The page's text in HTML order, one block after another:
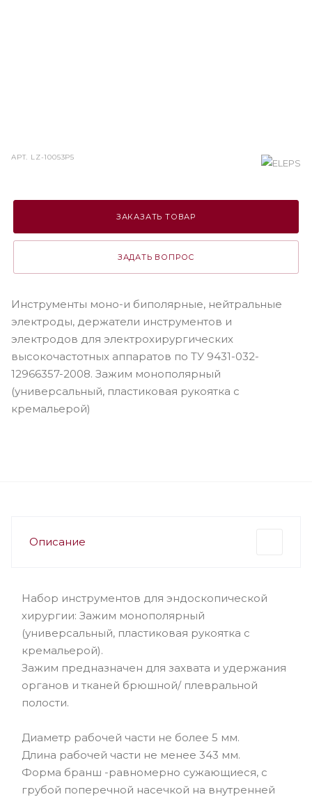
АРТ. LZ-10053P5
ЗАКАЗАТЬ ТОВАР
ЗАДАТЬ ВОПРОС
Инструменты моно-и биполярные, нейтральные
электроды, держатели инструментов и
электродов для электрохирургических
высокочастотных аппаратов по ТУ 9431-032-
12966357-2008. Зажим монополярный
(универсальный, пластиковая рукоятка с
кремальерой)
Описание
Набор инструментов для эндоскопической
хирургии: Зажим монополярный
(универсальный, пластиковая рукоятка с
кремальерой).
Зажим предназначен для захвата и удержания
органов и тканей брюшной/ плевральной
полости.
Диаметр рабочей части не более 5 мм.
Длина рабочей части не менее 343 мм.
Форма бранш -равномерно сужающиеся, с
грубой поперечной насечкой на внутренней